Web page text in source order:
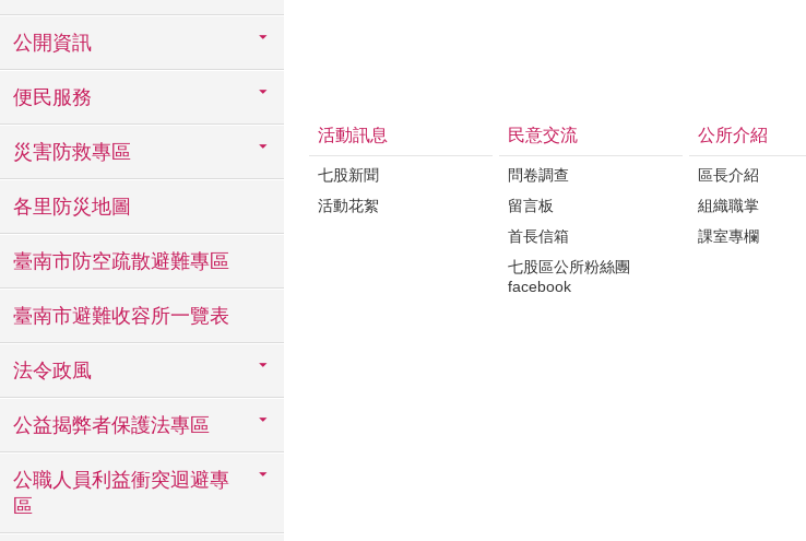
公開資訊
便民服務
災害防救專區
各里防災地圖
臺南市防空疏散避難專區
臺南市避難收容所一覽表
法令政風
公益揭弊者保護法專區
公職人員利益衝突迴避專
區
活動訊息
七股新聞
活動花絮
民意交流
問卷調查
留言板
首長信箱
七股區公所粉絲團
facebook
公所介紹
區長介紹
組織職掌
課室專欄